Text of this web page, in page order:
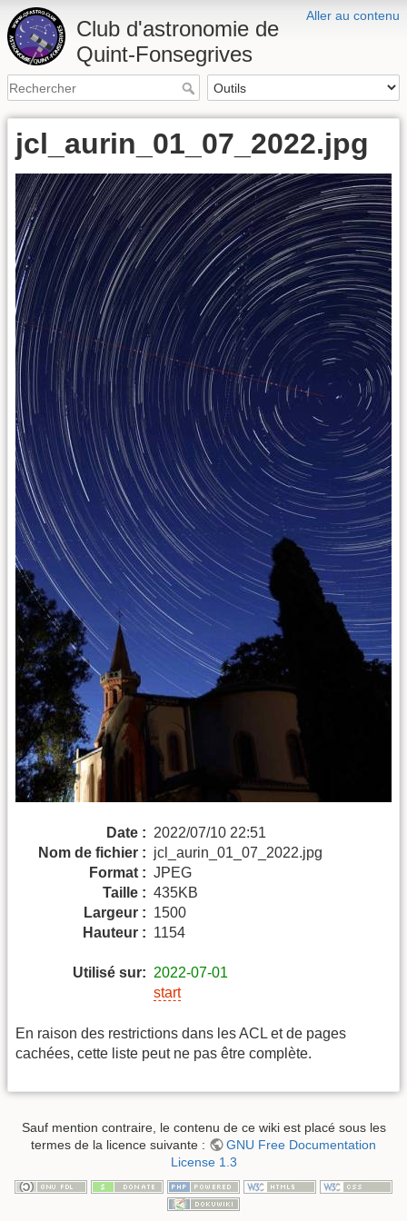
Aller au contenu
Club d'astronomie de
Quint-Fonsegrives
jcl_aurin_01_07_2022.jpg
Date : 2022/07/10 22:51
Nom de fichier : jcl_aurin_01_07_2022.jpg
Format : JPEG
Taille : 435KB
Largeur : 1500
Hauteur : 1154
Utilisé sur: 2022-07-01
start
En raison des restrictions dans les ACL et de pages
cachées, cette liste peut ne pas être complète.
Sauf mention contraire, le contenu de ce wiki est placé sous les
termes de la licence suivante :
GNU Free Documentation
License 1.3